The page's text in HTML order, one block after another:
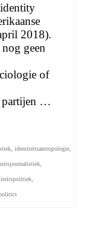
2018).
geen
of
partijen …
identiteitsantropologie